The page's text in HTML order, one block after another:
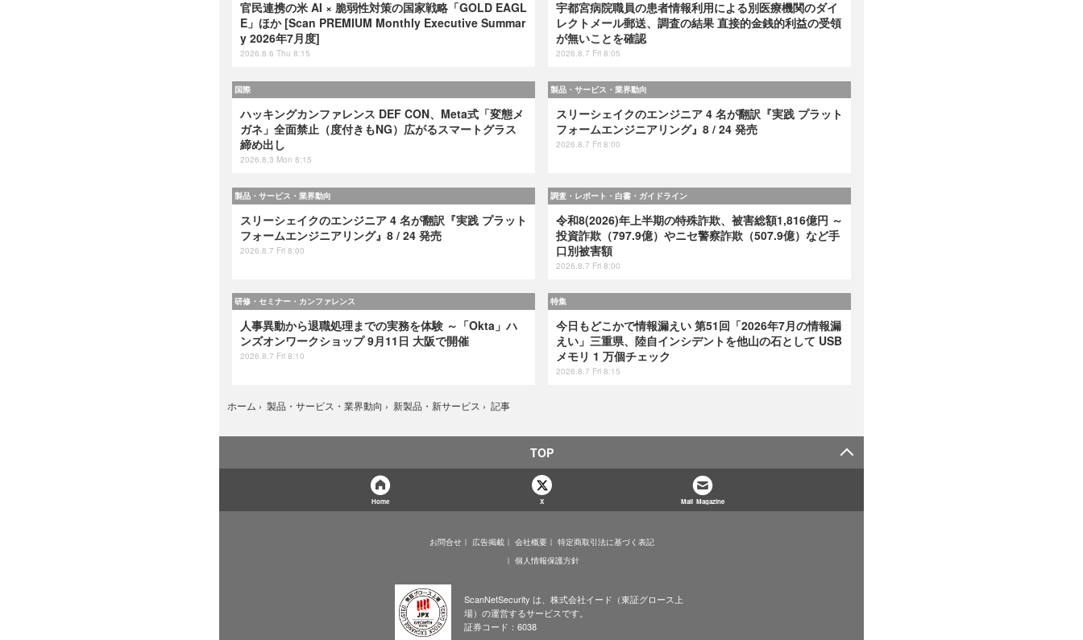
官民連携の米 AI × 脆弱性対策の国家戦略「GOLD EAGL
E」ほか [Scan PREMIUM Monthly Executive Summar
y 2026年7月度]
2026.8.6 Thu 8:15
宇都宮病院職員の患者情報利用による別医療機関のダイ
レクトメール郵送、調査の結果 直接的金銭的利益の受領
が無いことを確認
2026.8.7 Fri 8:05
国際
ハッキングカンファレンス DEF CON、Meta式「変態メ
ガネ」全面禁止（度付きもNG）広がるスマートグラス
締め出し
2026.8.3 Mon 8:15
製品・サービス・業界動向
スリーシェイクのエンジニア 4 名が翻訳『実践 プラット
フォームエンジニアリング』8 / 24 発売
2026.8.7 Fri 8:00
製品・サービス・業界動向
スリーシェイクのエンジニア 4 名が翻訳『実践 プラット
フォームエンジニアリング』8 / 24 発売
2026.8.7 Fri 8:00
調査・レポート・白書・ガイドライン
令和8(2026)年上半期の特殊詐欺、被害総額1,816億円 ～
投資詐欺（797.9億）やニセ警察詐欺（507.9億）など手
口別被害額
2026.8.7 Fri 8:00
研修・セミナー・カンファレンス
人事異動から退職処理までの実務を体験 ～「Okta」ハ
ンズオンワークショップ 9月11日 大阪で開催
2026.8.7 Fri 8:10
特集
今日もどこかで情報漏えい 第51回「2026年7月の情報漏
えい」三重県、陸自インシデントを他山の石として USB
メモリ 1 万個チェック
2026.8.7 Fri 8:15
ホーム › 製品・サービス・業界動向 › 新製品・新サービス › 記事
TOP
Home X Mail Magazine
お問合せ 広告掲載 会社概要
特定商取引法に基づく表記
個人情報保護方針
ScanNetSecurity は、株式会社イード（東証グロース上
場）の運営するサービスです。
証券コード：6038